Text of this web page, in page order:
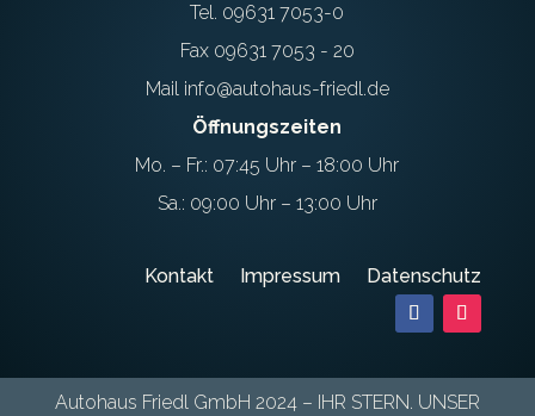
Tel. 09631 7053-0
Fax 09631 7053 - 20
Mail info@autohaus-friedl.de
Öffnungszeiten
Mo. – Fr.: 07:45 Uhr – 18:00 Uhr
Sa.: 09:00 Uhr – 13:00 Uhr
Kontakt Impressum Datenschutz
Autohaus Friedl GmbH 2024 – IHR STERN. UNSER